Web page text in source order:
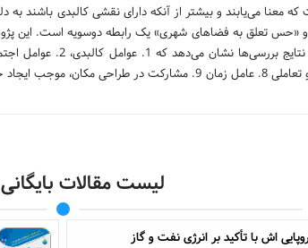
می‌یابند و بیشتر از آنکه دارای نقشی کالبدی باشند به
«حس تعلق به فضاهای شهری» یک رابطه دوسویه است. این
خاطرات و تجارب 6. احساس رضایت از مکان 7. عوامل فعالیتی و تعاملی 8. عامل
لیست مقالات
اش با تأکید بر انرژی نفت و گاز